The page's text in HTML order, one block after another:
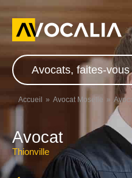
Avocats, faites-
Accueil Avocat Moselle
Avocat
Thionville